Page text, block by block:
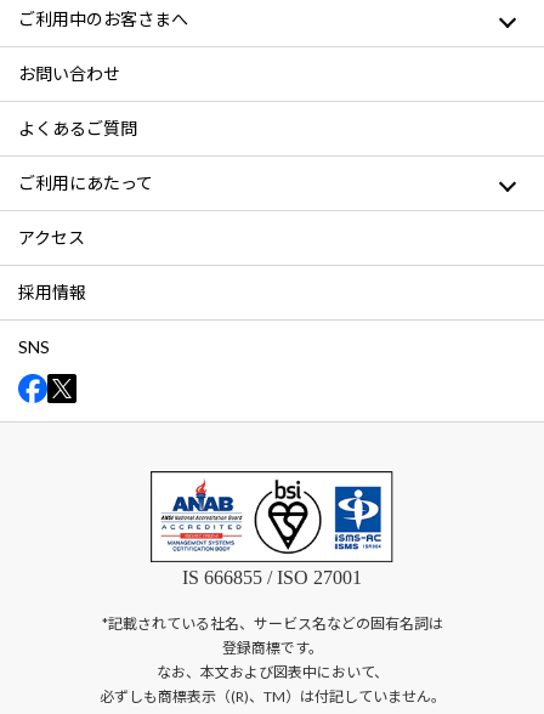
ご利用中のお客さまへ
お問い合わせ
よくあるご質問
ご利用にあたって
アクセス
採用情報
SNS
IS 666855 / ISO 27001
*記載されている社名、サービス名などの固有名詞は
登録商標です。
なお、本文および図表中において、
必ずしも商標表示（(R)、TM）は付記していません。